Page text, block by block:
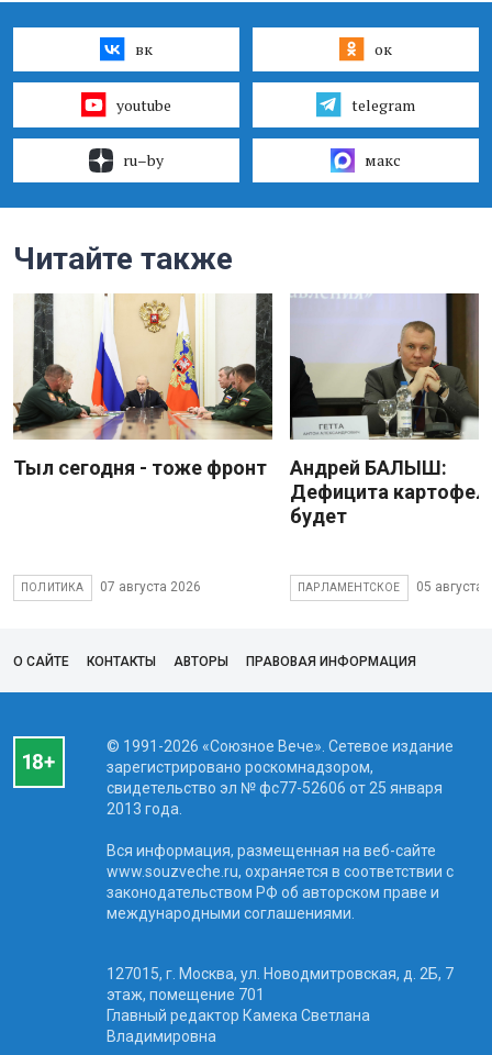
вк ок
youtube telegram
ru–by макс
Читайте также
Тыл сегодня - тоже фронт
ПОЛИТИКА 07 августа 2026
Андрей БАЛЫШ:
Дефицита
будет
ПАРЛАМЕНТСКОЕ 05 августа
О САЙТЕ КОНТАКТЫ АВТОРЫ ПРАВОВАЯ ИНФОРМАЦИЯ
© 1991-2026 «Союзное Вече». Сетевое издание
зарегистрировано роскомнадзором,
свидетельство эл № фc77-52606 от 25 января
2013 года.
Вся информация, размещенная на веб-сайте
www.souzveche.ru, охраняется в соответствии с
законодательством РФ об авторском праве и
международными соглашениями.
127015, г. Москва, ул. Новодмитровская, д. 2Б, 7
этаж, помещение 701
Главный редактор Камека Светлана
Владимировна